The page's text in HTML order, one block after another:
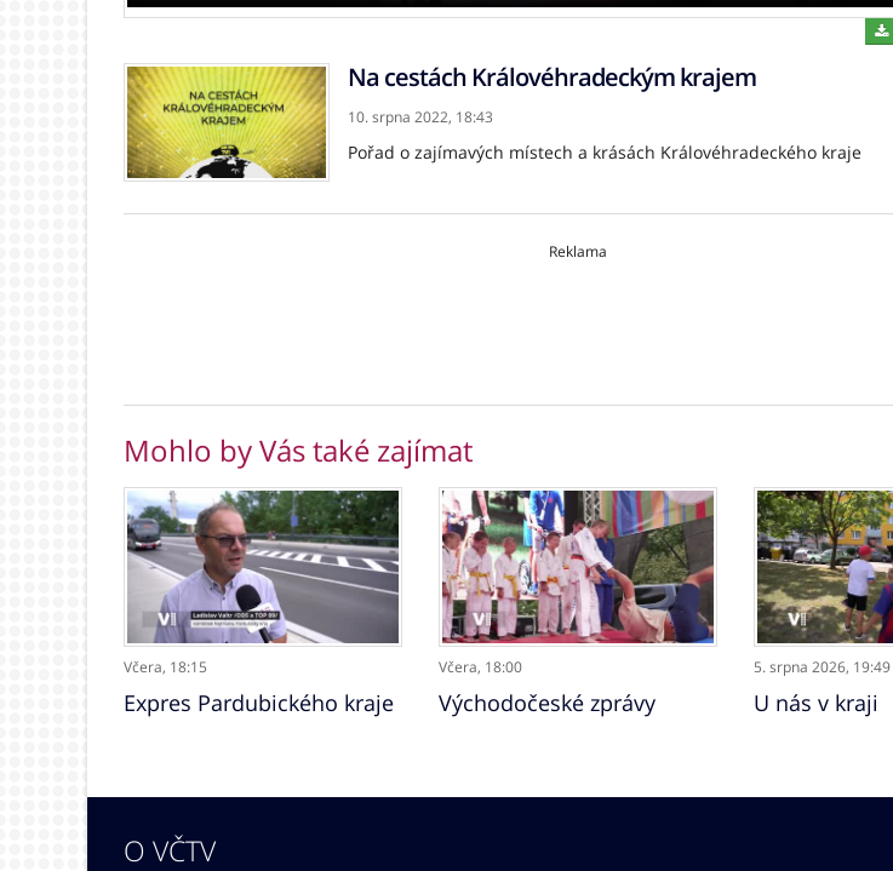
Na cestách Královéhradeckým krajem
10. srpna 2022, 18:43
Pořad o zajímavých místech a krásách Královéhradeckého kraje
Reklama
Mohlo by Vás také zajímat
Včera, 18:15
Expres Pardubického kraje
Včera, 18:00
Východočeské zprávy
5. srpna 2026, 19:49
U nás v kraji
O VČTV